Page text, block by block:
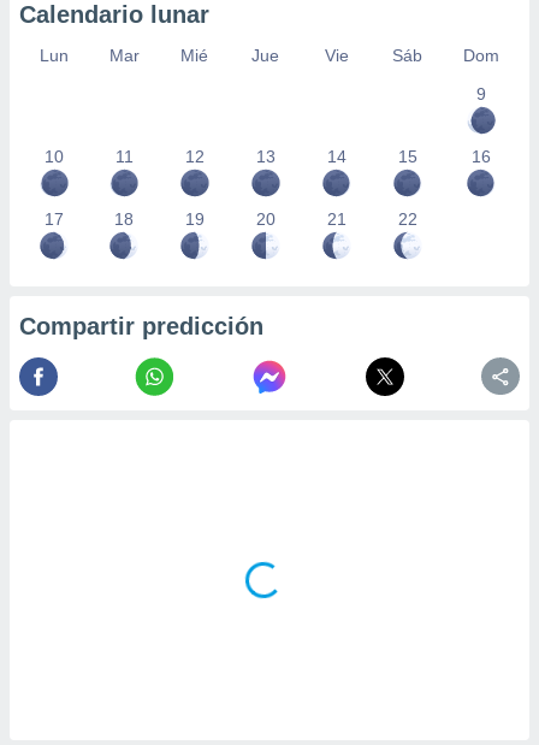
Calendario lunar
Lun Mar Mié Jue Vie Sáb
Dom
9
10 11 12 13 14 15 16
17 18 19 20 21 22
Compartir predicción